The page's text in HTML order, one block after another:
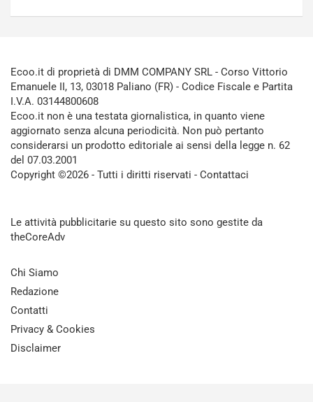
Ecoo.it di proprietà di DMM COMPANY SRL - Corso Vittorio
Emanuele II, 13, 03018 Paliano (FR) - Codice Fiscale e Partita
I.V.A. 03144800608
Ecoo.it non è una testata giornalistica, in quanto viene
aggiornato senza alcuna periodicità. Non può pertanto
considerarsi un prodotto editoriale ai sensi della legge n. 62
del 07.03.2001
Copyright ©2026 - Tutti i diritti riservati - Contattaci
Le attività pubblicitarie su questo sito sono gestite da
theCoreAdv
Chi Siamo
Redazione
Contatti
Privacy & Cookies
Disclaimer